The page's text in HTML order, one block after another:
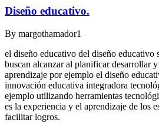
Diseño educativo.
By margothamador1
el diseño educativo del diseño educativo
buscan alcanzar al planificar desarrollar
aprendizaje por ejemplo el diseño
innovación educativa integradora
ejemplo utilizando herramientas
es la experiencia y el aprendizaje de los
facilitar logros.